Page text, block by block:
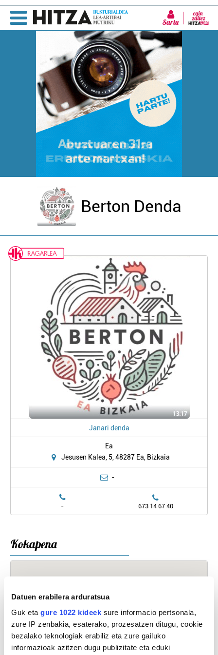
Datuen erabilera arduratsua
Guk eta gure 1022 kideek sure informacio pertsonala,
zure IP zenbakia, esaterako, prozesatzen ditugu, cookie
bezalako teknologiak erabiliz eta zure gailuko
informazioak azitzen dugu publizitate eta eduki
Sartu
Berton Denda
Kokapena
Janari denda
Ea
Jesusen Kalea, 5, 48287 Ea, Bizkaia
-
- 673 14 67 40